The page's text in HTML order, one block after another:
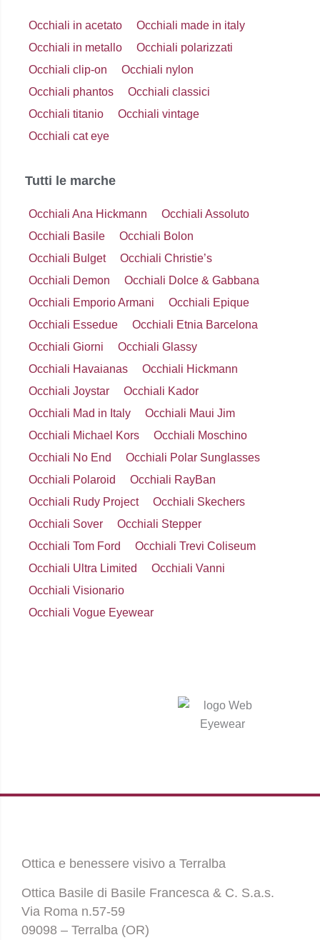
Occhiali in acetato
Occhiali made in italy
Occhiali in metallo
Occhiali polarizzati
Occhiali clip-on
Occhiali nylon
Occhiali phantos
Occhiali classici
Occhiali titanio
Occhiali vintage
Occhiali cat eye
Tutti le marche
Occhiali Ana Hickmann
Occhiali Assoluto
Occhiali Basile
Occhiali Bolon
Occhiali Bulget
Occhiali Christie’s
Occhiali Demon
Occhiali Dolce & Gabbana
Occhiali Emporio Armani
Occhiali Epique
Occhiali Essedue
Occhiali Etnia Barcelona
Occhiali Giorni
Occhiali Glassy
Occhiali Havaianas
Occhiali Hickmann
Occhiali Joystar
Occhiali Kador
Occhiali Mad in Italy
Occhiali Maui Jim
Occhiali Michael Kors
Occhiali Moschino
Occhiali No End
Occhiali Polar Sunglasses
Occhiali Polaroid
Occhiali RayBan
Occhiali Rudy Project
Occhiali Skechers
Occhiali Sover
Occhiali Stepper
Occhiali Tom Ford
Occhiali Trevi Coliseum
Occhiali Ultra Limited
Occhiali Vanni
Occhiali Visionario
Occhiali Vogue Eyewear
Ottica e benessere visivo a Terralba
Ottica Basile di Basile Francesca & C. S.a.s.
Via Roma n.57-59
09098 – Terralba (OR)